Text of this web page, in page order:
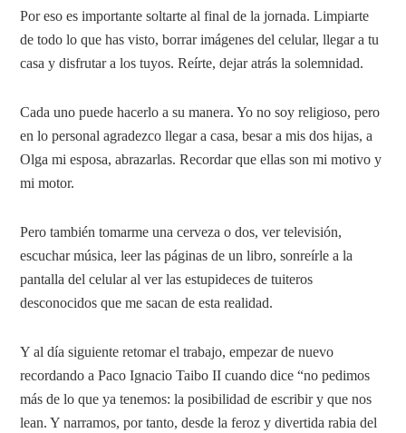
Por eso es importante soltarte al final de la jornada. Limpiarte
de todo lo que has visto, borrar imágenes del celular, llegar a tu
casa y disfrutar a los tuyos. Reírte, dejar atrás la solemnidad.
Cada uno puede hacerlo a su manera. Yo no soy religioso, pero
en lo personal agradezco llegar a casa, besar a mis dos hijas, a
Olga mi esposa, abrazarlas. Recordar que ellas son mi motivo y
mi motor.
Pero también tomarme una cerveza o dos, ver televisión,
escuchar música, leer las páginas de un libro, sonreírle a la
pantalla del celular al ver las estupideces de tuiteros
desconocidos que me sacan de esta realidad.
Y al día siguiente retomar el trabajo, empezar de nuevo
recordando a Paco Ignacio Taibo II cuando dice “no pedimos
más de lo que ya tenemos: la posibilidad de escribir y que nos
lean. Y narramos, por tanto, desde la feroz y divertida rabia del